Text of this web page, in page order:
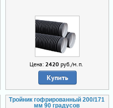
Цена: 2420руб./м.п.
Купить
Тройник гофрированный 200/171
мм 90 градусов